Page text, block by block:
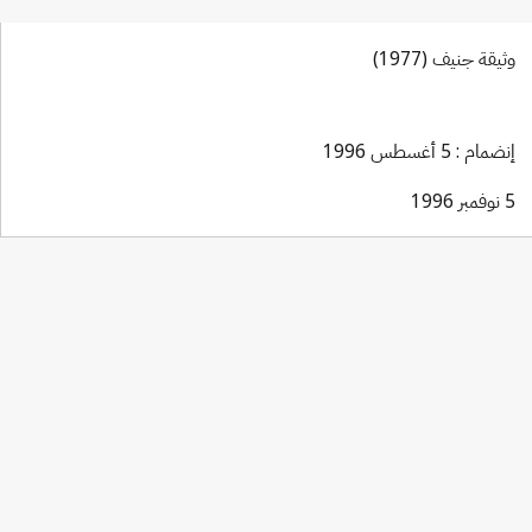
وثيقة جنيف (1977)
إنضمام : 5 أغسطس 1996
5 نوفمبر 1996